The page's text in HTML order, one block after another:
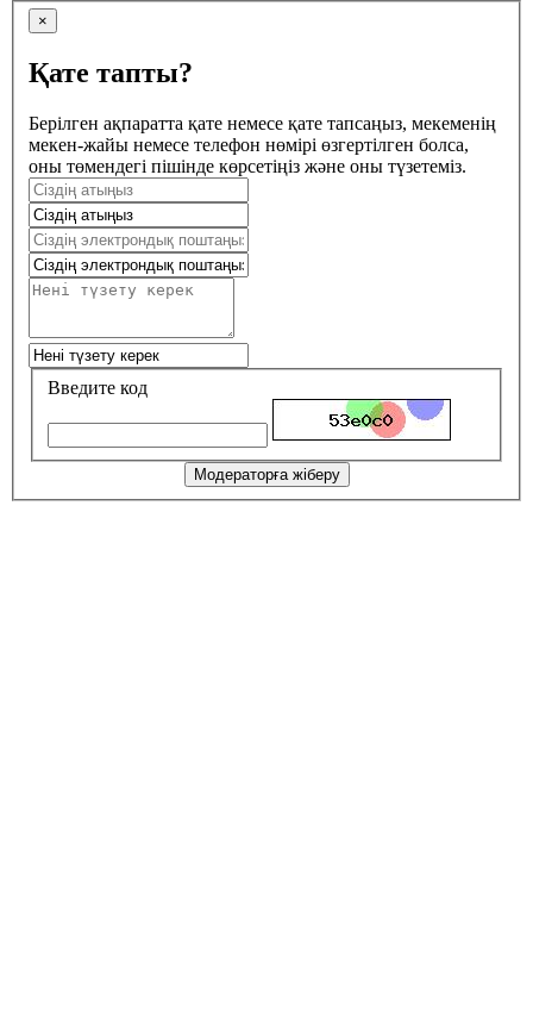
×
Қате тапты?
Берілген ақпаратта қате немесе қате тапсаңыз, мекеменің
мекен-жайы немесе телефон нөмірі өзгертілген болса,
оны төмендегі пішінде көрсетіңіз және оны түзетеміз.
Введите код
Модераторға жіберу